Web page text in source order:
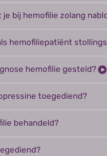
bij hemofilie zolang
hemofiliepatiënt
hemofilie gesteld?
toegediend?
behandeld?